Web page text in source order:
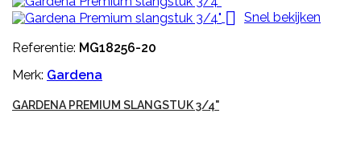

Snel bekijken
Referentie: MG18256-20
Merk: Gardena
GARDENA PREMIUM SLANGSTUK 3/4"